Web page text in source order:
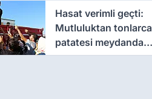
bakımda
Hasat verimli geçti:
Mutluluktan tonlarca
patatesi meydanda
dağıttı